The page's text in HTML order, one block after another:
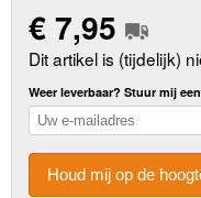
€7,95
Dit artikel is (tijdelijk)
Weer leverbaar? Stuur mij
Houd mij op de